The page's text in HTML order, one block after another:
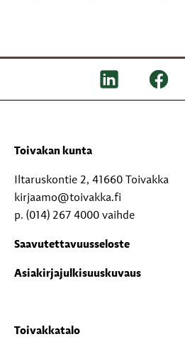
Toivakan kunta
Iltaruskontie 2, 41660 Toivakka
kirjaamo@toivakka.fi
p. (014) 267 4000 vaihde
Saavutettavuusseloste
Asiakirjajulkisuuskuvaus
Toivakkatalo